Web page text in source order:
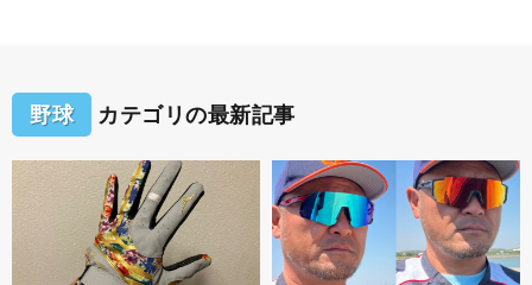
野球 カテゴリの最新記事